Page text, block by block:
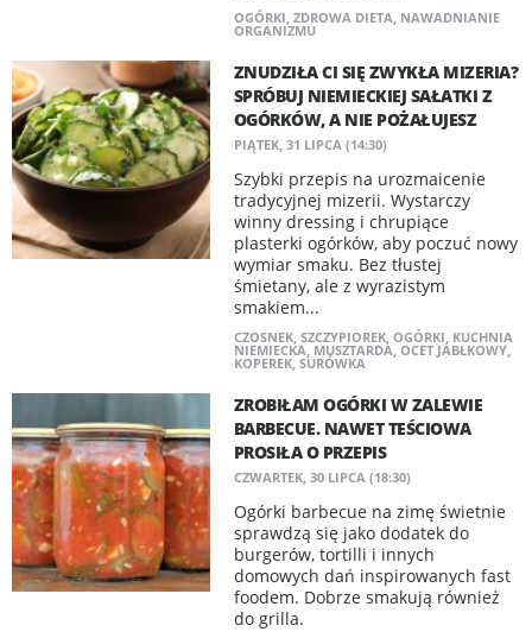
OGÓRKI, ZDROWA DIETA, NAWADNIANIE
ORGANIZMU
ZNUDZIŁA CI SIĘ ZWYKŁA MIZERIA?
SPRÓBUJ NIEMIECKIEJ SAŁATKI Z
OGÓRKÓW, A NIE POŻAŁUJESZ
PIĄTEK, 31 LIPCA (14:30)
Szybki przepis na urozmaicenie
tradycyjnej mizerii. Wystarczy
winny dressing i chrupiące
plasterki ogórków, aby poczuć nowy
wymiar smaku. Bez tłustej
śmietany, ale z wyrazistym
smakiem...
CZOSNEK, SZCZYPIOREK, OGÓRKI, KUCHNIA
NIEMIECKA, MUSZTARDA, OCET JABŁKOWY,
KOPEREK, SURÓWKA
ZROBIŁAM OGÓRKI W ZALEWIE
BARBECUE. NAWET TEŚCIOWA
PROSIŁA O PRZEPIS
CZWARTEK, 30 LIPCA (18:30)
Ogórki barbecue na zimę świetnie
sprawdzą się jako dodatek do
burgerów, tortilli i innych
domowych dań inspirowanych fast
foodem. Dobrze smakują również
do grilla.